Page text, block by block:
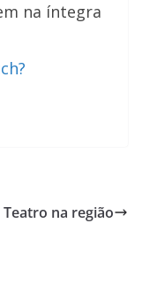
na íntegra
Teatro na região